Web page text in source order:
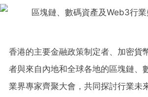
香港的主要金融政策制定者、加密貨
者與來自內地和全球各地的區塊鏈、
業界專家齊聚大會，共同探討行業未